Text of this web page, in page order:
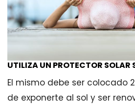
UTILIZA UN PROTECTOR SOLAR
El mismo debe ser colocado
de exponerte al sol y ser